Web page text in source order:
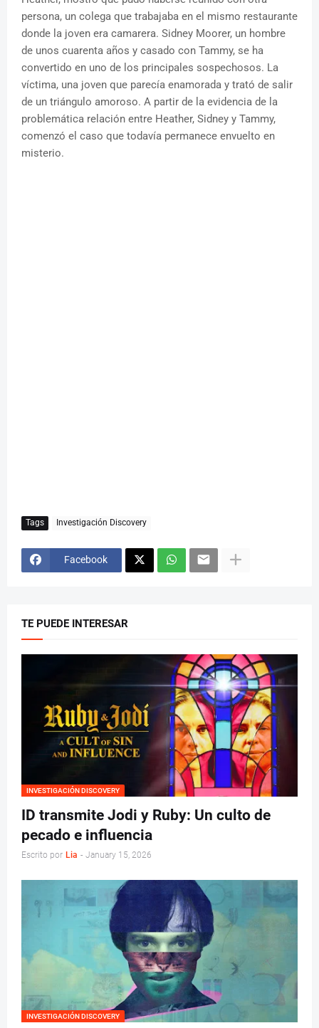
persona, un colega que trabajaba en el mismo restaurante
donde la joven era camarera. Sidney Moorer, un hombre
de unos cuarenta años y casado con Tammy, se ha
convertido en uno de los principales sospechosos. La
víctima, una joven que parecía enamorada y trató de salir
de un triángulo amoroso. A partir de la evidencia de la
problemática relación entre Heather, Sidney y Tammy,
comenzó el caso que todavía permanece envuelto en
misterio.
Tags Investigación Discovery
Facebook
TE PUEDE INTERESAR
INVESTIGACIÓN DISCOVERY
ID transmite Jodi y Ruby: Un culto de
pecado e influencia
Escrito por Lia - January 15, 2026
INVESTIGACIÓN DISCOVERY